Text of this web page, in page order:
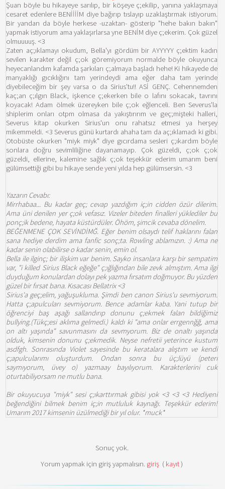
Şuan böyle bu hikayeye sarılıp, bir köşeye ç;ekilip, yanına yaklaşmaya
cesaret edenlere BENİİİİM diye bağırıp tıslayıp uzaklaştırmak istiyorum.
Bir yandan da böyle herkese -uzaktan- gösterip "hehe bakın bakın"
yapmak istiyorum ama yaklaşırlarsa yne BENİM diye ç;ekerim. Çok güzel
olmuuuuş. <3
Zaten aç;ıklamayı okudum, Bella'yı gördüm bir AYYYYY ç;ektim kadın
sevilen karakter değil ç;ok göremiyorum normalde böyle okuyunca
heyecanlandım kafamda şarkıları ç;almaya başladı hehe! Ki hikayede de
manyaklığı gıcıklığını tam yerindeydi ama eğer daha tam yerinde
diyebileceğim bir şey varsa o da Sirius'tu!! ASİ GENÇ. Cehennemden
kaç;an ç;ılgın Black, işkence ç;ekerken bile o lafını sokacak, tavrını
koyacak! Adam ölmek üzereyken bile ç;ok eğlenceli. Ben Severus'la
shiplerim onları otpm olmasa da yakıştırırım ve geç;mişteki halleri,
Severus kitap okurken Sirius'un onu rahatsız etmesi ya herşey
mikemmeldi. <3 Severus günü kurtardı ahaha tam da aç;ıklamadı ki gibi.
Otobüste okurken "miyk miyk" diye gıcırdama sesleri ç;ıkardım böyle
sonlara doğru sevimliliğine dayanamayıp. Çok güzeldi, ç;ok ç;ok
güzeldi, ellerine, kalemine sağlık ç;ok teşekkür ederim umarım beni
gülümsettiği gibi bu hikaye sende yeni yılda hep gülümsersin. <3
Yazarın Cevabı:
Mirrhabaa... Bu kadar geç; cevap yazdığım iç;in cidden özür dilerim.
Ama üni denilen yer ç;ok vefasız. Vizeler biteden finalleri yüklediler bu
ponç;ik bedene, hayata küstürdüler. Öhöm, şimcik cevaba dönelim.
BEĞENMENE ÇOK SEVİNDİMĞ. Eğer benim olsaydı telif haklarını falan
sana hediye derdim ama fanfic sonç;ta. Rowling ablamızın. :) Ama ne
kadar senin olabilirse o kadar senin, emin ol.
Bella ile ilginç; bir ilişkim var benim. Sayko insanlara karşı bir sempatim
var, "i killed Sirius Black eğeğe" ç;ığlığından bile zevk almıştım. Ama ilgi
duyduğum konulardan dolayı pek yazma fırsatım doğmuyor. Bu yüzden
güzel bir fırsat bana. Kısacası Bellatrix <3
Sirius'a geç;elim, yağuşukluma. Şimdi ben canon Sirius'u sevmiyorum.
Hatta ç;apulcuları sevmiyorum. Bence adamlar kaba. Yani tutup bir
öğrenciyi baş aşağı sallandırıp donunu ç;ekmek falan bildiğimiz
bullying.(Tükç;esi aklıma gelmedi.) kaldı ki "ama onlar errgennğğ, ama
on altı yaşında" savunmasını da sevmyorum. Biz de onaltı yaşında
olduk, kimsenin donunu ç;ekmedik. Neyse nefretii yeterince kustum
asdfgh. Sonrasında Violet sayesinde bu keratalara alıştım ve kendi
ç;apulcularımı oluşturdum. Ondan sonra bu üç;lüyü (peterı
saymıyorum, üvey o) yazmaay bayılıyorum. Karakterlerini cuk
oturtabiliyorsam ne mutlu bana.
Bir okuyucuya "miyk" sesi ç;ıkarttırmak gibisi yok <3 <3 <3 Hediyeni
beğendiğini bilmek benim iç;in mutluluk kaynağı. Teşekkür ederim!
Umarım 2017 kimsenin üzülmediği bir yıl olur. *muck*
Sonuç yok.
Yorum yapmak için giriş yapmalısın. giriş ( kayıt)